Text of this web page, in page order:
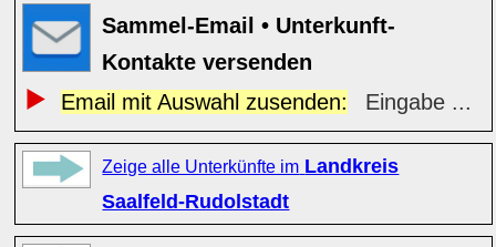
Sammel-Email • Unterkunft-
Kontakte versenden
Email mit Auswahl zusenden:
Eingabe ...
Zeige alle Unterkünfte im Landkreis
Saalfeld-Rudolstadt